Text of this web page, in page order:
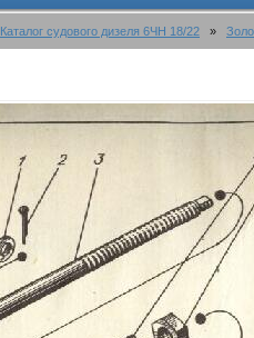
Каталог судового дизеля 6ЧН 18/22 »